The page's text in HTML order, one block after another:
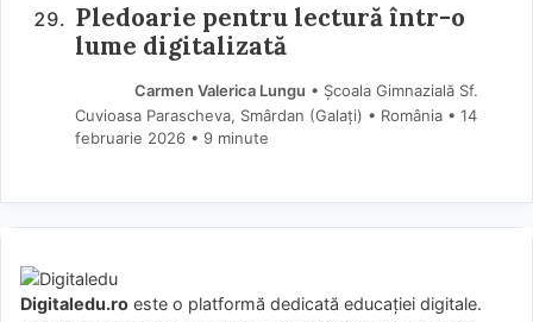
Pledoarie pentru lectură într-o
lume digitalizată
Carmen Valerica Lungu • Școala Gimnazială Sf.
Cuvioasa Parascheva, Smârdan (Galaţi) • România
14
februarie 2026 • 9 minute
Digitaledu.ro este o platformă dedicată educației digitale.